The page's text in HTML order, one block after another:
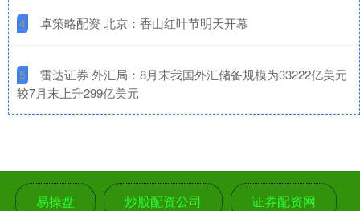
4 ​卓策略配资 北京：香山红叶节明天开幕
5
​雷达证券 外汇局：8月末我国外汇储备规模为33222亿美元
较7月末上升299亿美元
易操盘 炒股配资公司 证券配资网